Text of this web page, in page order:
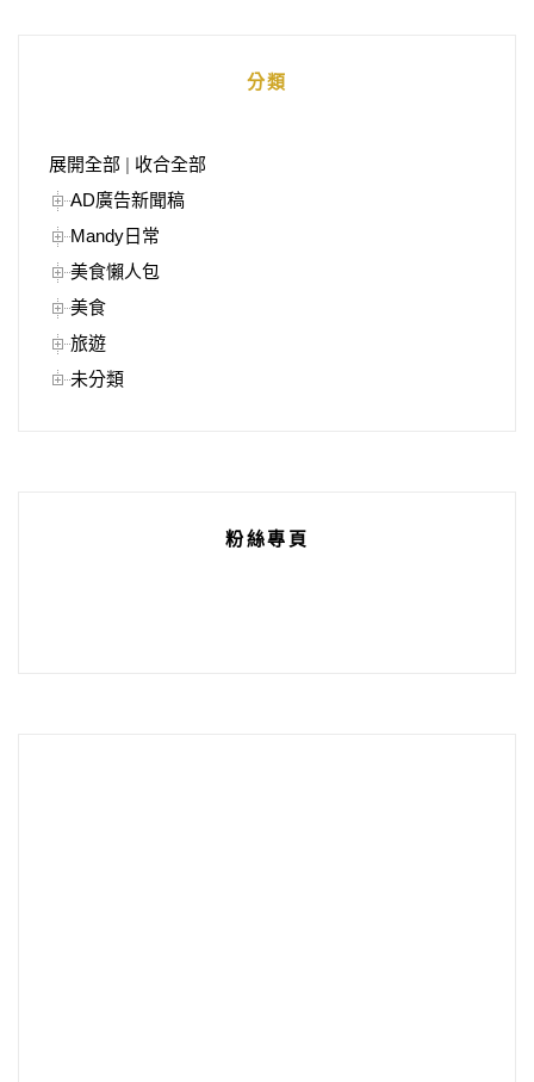
分類
展開全部 | 收合全部
AD廣告新聞稿
Mandy日常
美食懶人包
美食
旅遊
未分類
粉絲專頁